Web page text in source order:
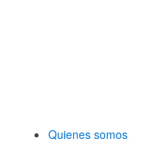
Quienes somos